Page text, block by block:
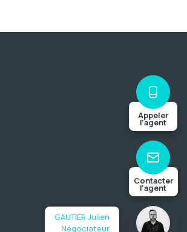
GAUTIER Julien
Négociateur
Appeler
l'agent
Contacter
l'agent